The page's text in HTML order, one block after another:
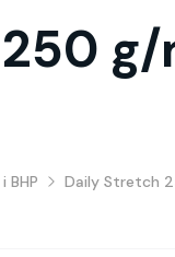
BHP Daily Stretch